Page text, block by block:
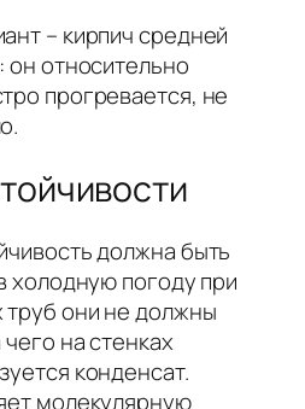
– кирпич средней
относительно
прогревается, не
должна быть
холодную погоду при
труб они не должны
на стенках
конденсат.
молекулярную